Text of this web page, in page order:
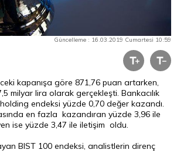
Güncelleme : 16.03.2019 Cumartesi 10:59
kapanışa göre 871,76 puan artarken,
milyar lira olarak gerçekleşti. Bankacılık
endeksi yüzde 0,70 değer kazandı.
en fazla kazandıran yüzde 3,96 ile
ise yüzde 3,47 ile iletişim oldu.
BIST 100 endeksi, analistlerin direnç